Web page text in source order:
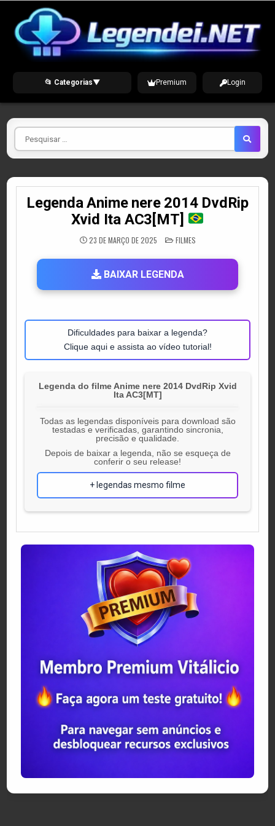
content
📂 Categorias▼ Premium Login
Pesquisar
por
Legenda Anime nere 2014 DvdRip
Xvid Ita AC3[MT]
23 DE MARÇO DE 2025 POSTED
IN
FILMES
BAIXAR LEGENDA
Dificuldades para baixar a legenda?
Clique aqui e assista ao vídeo tutorial!
Legenda do filme Anime nere 2014 DvdRip Xvid
Ita AC3[MT]
Todas as legendas disponíveis para download são
testadas e verificadas, garantindo sincronia,
precisão e qualidade.
Depois de baixar a legenda, não se esqueça de
conferir o seu release!
+ legendas mesmo filme